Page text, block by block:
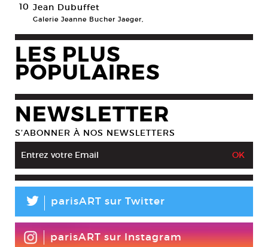
10 Jean Dubuffet
Galerie Jeanne Bucher Jaeger,
LES PLUS
POPULAIRES
NEWSLETTER
S’ABONNER À NOS NEWSLETTERS
L parisART sur Twitter
parisART sur Instagram